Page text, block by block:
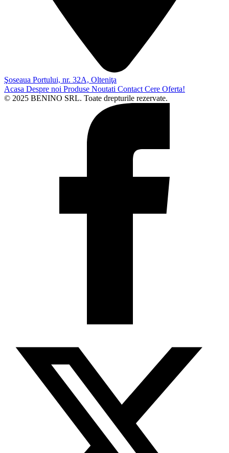
Şoseaua Portului, nr. 32A, Olteniţa
Acasa Despre noi Produse Noutati Contact Cere Oferta!
© 2025 BENINO SRL. Toate drepturile rezervate.